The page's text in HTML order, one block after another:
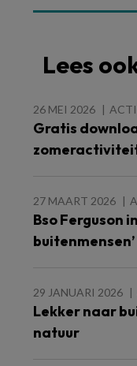
Lees
26 MEI 2026
Gratis
27 MAART 2026
Bso Ferguson
buitenmensen’
29 JANUARI 2026
Lekker naar
natuur